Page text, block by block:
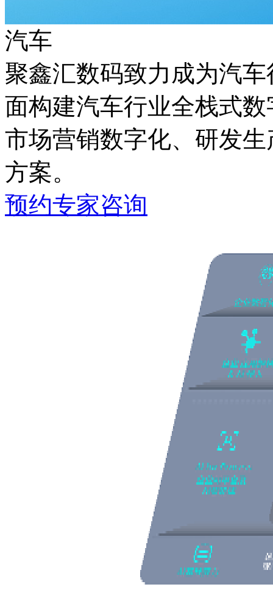
汽车
聚鑫汇数码致力成为汽车
面构建汽车行业全栈式数字
市场营销数字化、研发
方案。
预约专家咨询